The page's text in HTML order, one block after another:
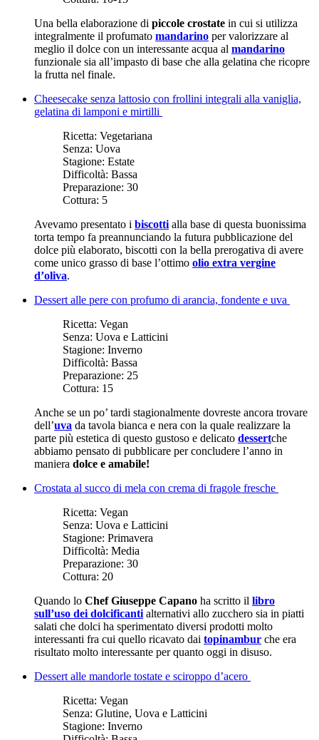
Una bella elaborazione di piccole crostate in cui si utilizza
integralmente il profumato mandarino per valorizzare al
meglio il dolce con un interessante acqua al mandarino
funzionale sia all’impasto di base che alla gelatina che ricopre
la frutta nel finale.
Cheesecake senza lattosio con frollini integrali alla vaniglia,
gelatina di lamponi e mirtilli
Ricetta: Vegetariana
Senza: Uova
Stagione: Estate
Difficoltà: Bassa
Preparazione: 30
Cottura: 5
Avevamo presentato i biscotti alla base di questa buonissima
torta tempo fa preannunciando la futura pubblicazione del
dolce più elaborato, biscotti con la bella prerogativa di avere
come unico grasso di base l’ottimo olio extra vergine
d’oliva.
Dessert alle pere con profumo di arancia, fondente e uva
Ricetta: Vegan
Senza: Uova e Latticini
Stagione: Inverno
Difficoltà: Bassa
Preparazione: 25
Cottura: 15
Anche se un po’ tardi stagionalmente dovreste ancora trovare
dell’uva da tavola bianca e nera con la quale realizzare la
parte più estetica di questo gustoso e delicato dessertche
abbiamo pensato di pubblicare per concludere l’anno in
maniera dolce e amabile!
Crostata al succo di mela con crema di fragole fresche
Ricetta: Vegan
Senza: Uova e Latticini
Stagione: Primavera
Difficoltà: Media
Preparazione: 30
Cottura: 20
Quando lo Chef Giuseppe Capano ha scritto il libro
sull’uso dei dolcificanti alternativi allo zucchero sia in piatti
salati che dolci ha sperimentato diversi prodotti molto
interessanti fra cui quello ricavato dai topinambur che era
risultato molto interessante per quanto oggi in disuso.
Dessert alle mandorle tostate e sciroppo d’acero
Ricetta: Vegan
Senza: Glutine, Uova e Latticini
Stagione: Inverno